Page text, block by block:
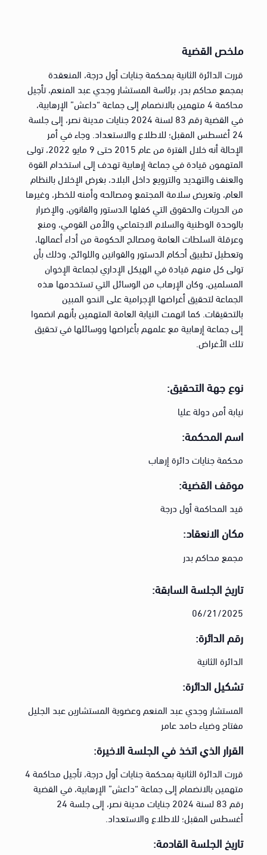
ملخص القضية
قررت الدائرة الثانية بمحكمة جنايات أول درجة، المنعقدة
بمجمع محاكم بدر، برئاسة المستشار وجدي عبد المنعم، تأجيل
محاكمة 4 متهمين بالانضمام إلى جماعة “داعش” الإرهابية،
في القضية رقم 83 لسنة 2024 جنايات مدينة نصر، إلى جلسة
24 أغسطس المقبل؛ للاطلاع والاستعداد. وجاء في أمر
الإحالة أنه خلال الفترة من عام 2015 حتى 9 مايو 2022، تولى
المتهمون قيادة في جماعة إرهابية تهدف إلى استخدام القوة
والعنف والتهديد والترويع داخل البلاد، بغرض الإخلال بالنظام
العام، وتعريض سلامة المجتمع ومصالحه وأمنه للخطر، وغيرها
من الحريات والحقوق التي كفلها الدستور والقانون، والإضرار
بالوحدة الوطنية والسلام الاجتماعي والأمن القومي، ومنع
وعرقلة السلطات العامة ومصالح الحكومة من أداء أعمالها،
وتعطيل تطبيق أحكام الدستور والقوانين واللوائح، وذلك بأن
تولى كل منهم قيادة في الهيكل الإداري لجماعة الإخوان
المسلمين، وكان الإرهاب من الوسائل التي تستخدمها هذه
الجماعة لتحقيق أغراضها الإجرامية على النحو المبين
بالتحقيقات. كما اتهمت النيابة العامة المتهمين بأنهم انضموا
إلى جماعة إرهابية مع علمهم بأغراضها ووسائلها في تحقيق
تلك الأغراض.
نوع جهة التحقيق:
نيابة أمن دولة عليا
اسم المحكمة:
محكمة جنايات دائرة إرهاب
موقف القضية:
قيد المحاكمة أول درجة
مكان الانعقاد:
مجمع محاكم بدر
تاريخ الجلسة السابقة:
06/21/2025
رقم الدائرة:
الدائرة الثانية
تشكيل الدائرة:
المستشار وجدي عبد المنعم وعضوية المستشارين عبد الجليل
مفتاح وضياء حامد عامر
القرار الذي اتخذ في الجلسة الاخيرة:
قررت الدائرة الثانية بمحكمة جنايات أول درجة، تأجيل محاكمة 4
متهمين بالانضمام إلى جماعة “داعش” الإرهابية، في القضية
رقم 83 لسنة 2024 جنايات مدينة نصر، إلى جلسة 24
أغسطس المقبل؛ للاطلاع والاستعداد.
تاريخ الجلسة القادمة: